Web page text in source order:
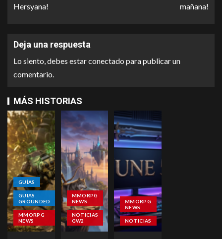
Hersyana! mañana!
Deja una respuesta
Lo siento, debes estarconectado para publicar un
comentario.
MÁS HISTORIAS
GUÍAS
GUIAS
GROUNDED
MMORPG
NEWS
MMORPG
NEWS
NOTICIAS
GW2
MMORPG
NEWS
NOTICIAS